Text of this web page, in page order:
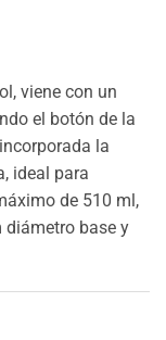
viene con un
el botón de la
la
ideal para
de 510 ml,
diámetro base y